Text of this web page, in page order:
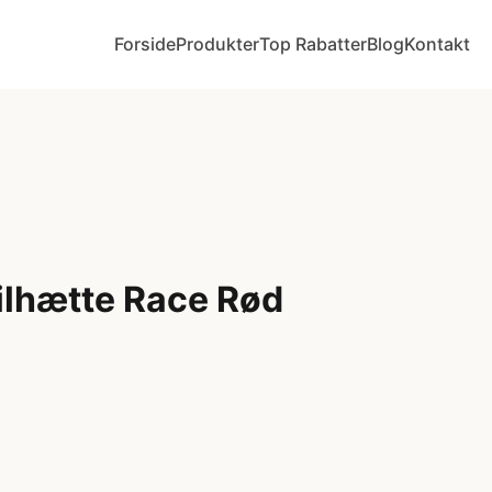
ForsideProdukterTop RabatterBlogKontakt
Race Rød